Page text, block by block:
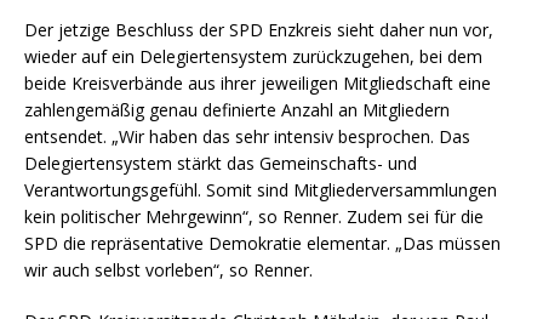
Der jetzige Beschluss der SPD Enzkreis sieht daher nun vor,
wieder auf ein Delegiertensystem zurückzugehen, bei dem
beide Kreisverbände aus ihrer jeweiligen Mitgliedschaft eine
zahlengemäßig genau definierte Anzahl an Mitgliedern
entsendet. „Wir haben das sehr intensiv besprochen. Das
Delegiertensystem stärkt das Gemeinschafts- und
Verantwortungsgefühl. Somit sind Mitgliederversammlungen
kein politischer Mehrgewinn“, so Renner. Zudem sei für die
SPD die repräsentative Demokratie elementar. „Das müssen
wir auch selbst vorleben“, so Renner.